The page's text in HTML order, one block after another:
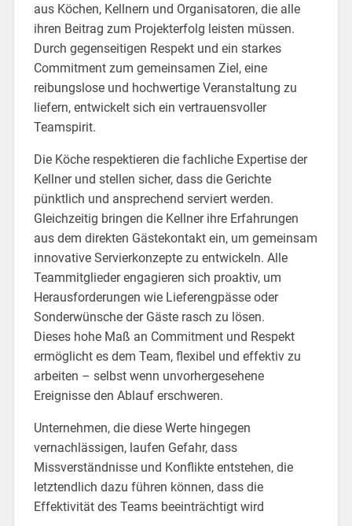
aus Köchen, Kellnern und Organisatoren, die alle
ihren Beitrag zum Projekterfolg leisten müssen.
Durch gegenseitigen Respekt und ein starkes
Commitment zum gemeinsamen Ziel, eine
reibungslose und hochwertige Veranstaltung zu
liefern, entwickelt sich ein vertrauensvoller
Teamspirit.
Die Köche respektieren die fachliche Expertise der
Kellner und stellen sicher, dass die Gerichte
pünktlich und ansprechend serviert werden.
Gleichzeitig bringen die Kellner ihre Erfahrungen
aus dem direkten Gästekontakt ein, um gemeinsam
innovative Servierkonzepte zu entwickeln. Alle
Teammitglieder engagieren sich proaktiv, um
Herausforderungen wie Lieferengpässe oder
Sonderwünsche der Gäste rasch zu lösen.
Dieses hohe Maß an Commitment und Respekt
ermöglicht es dem Team, flexibel und effektiv zu
arbeiten – selbst wenn unvorhergesehene
Ereignisse den Ablauf erschweren.
Unternehmen, die diese Werte hingegen
vernachlässigen, laufen Gefahr, dass
Missverständnisse und Konflikte entstehen, die
letztendlich dazu führen können, dass die
Effektivität des Teams beeinträchtigt wird